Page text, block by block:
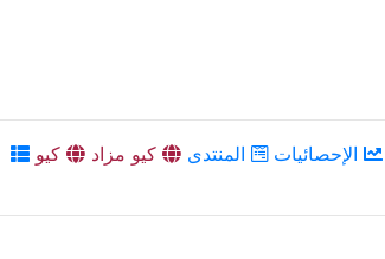
الإحصائيات المنتدى كيو مزاد
كيو